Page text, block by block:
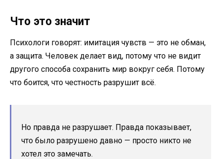
Что это значит
Психологи говорят: имитация чувств — это не обман,
а защита. Человек делает вид, потому что не видит
другого способа сохранить мир вокруг себя. Потому
что боится, что честность разрушит всё.
Но правда не разрушает. Правда показывает,
что было разрушено давно — просто никто не
хотел это замечать.